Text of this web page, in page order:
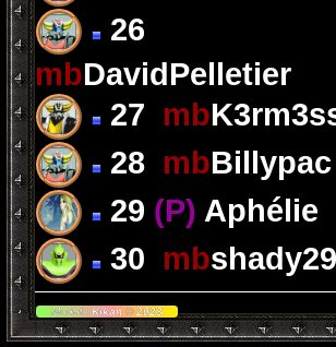
26
mbDavidPelletier
27 mb
28 mbBillypac
29 (P) Aphélie
30 mbshady29
Module Kikan ©2023